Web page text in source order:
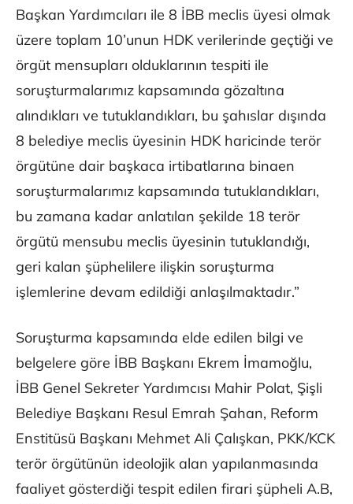
Başkan Yardımcıları ile 8 İBB meclis üyesi olmak
üzere toplam 10’unun HDK verilerinde geçtiği ve
örgüt mensupları olduklarının tespiti ile
soruşturmalarımız kapsamında gözaltına
alındıkları ve tutuklandıkları, bu şahıslar dışında
8 belediye meclis üyesinin HDK haricinde terör
örgütüne dair başkaca irtibatlarına binaen
soruşturmalarımız kapsamında tutuklandıkları,
bu zamana kadar anlatılan şekilde 18 terör
örgütü mensubu meclis üyesinin tutuklandığı,
geri kalan şüphelilere ilişkin soruşturma
işlemlerine devam edildiği anlaşılmaktadır.”
Soruşturma kapsamında elde edilen bilgi ve
belgelere göre İBB Başkanı Ekrem İmamoğlu,
İBB Genel Sekreter Yardımcısı Mahir Polat, Şişli
Belediye Başkanı Resul Emrah Şahan, Reform
Enstitüsü Başkanı Mehmet Ali Çalışkan, PKK/KCK
terör örgütünün ideolojik alan yapılanmasında
faaliyet gösterdiği tespit edilen firari şüpheli A.B,